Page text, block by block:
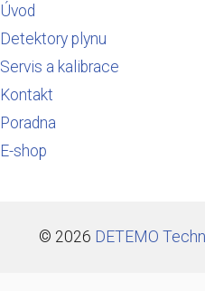
Úvod
Detektory plynu
Servis a kalibrace
Kontakt
Poradna
E-shop
© 2026 DETEMO